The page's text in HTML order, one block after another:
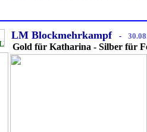
LM Blockmehrkampf -
Gold für Katharina - Silber für